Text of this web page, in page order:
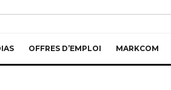
OFFRES D’EMPLOI MARKCOM